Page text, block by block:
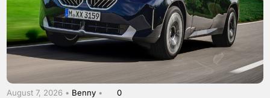
August 7, 2026 • Benny • 0